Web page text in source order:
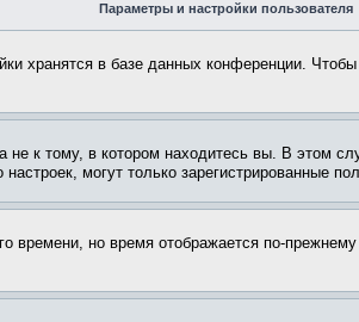
Параметры и настройки пользователя
хранятся в базе данных конференции.
к тому, в котором находитесь вы. В этом
могут только зарегистрированные
времени, но время отображается по-